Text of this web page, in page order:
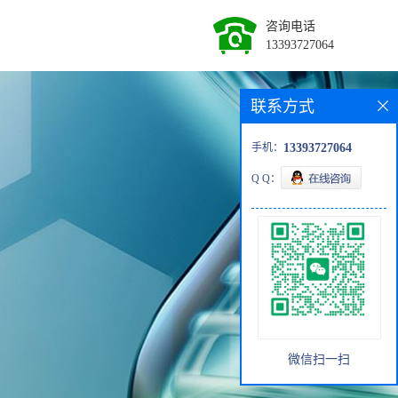
咨询电话
13393727064
联系方式
手机： 13393727064
Q Q：
微信扫一扫